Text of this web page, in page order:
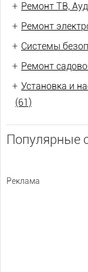
+ Ремонт ТВ,
+ Ремонт
+ Системы
+ Ремонт
+ Установка и
(61)
Популярные
Реклама